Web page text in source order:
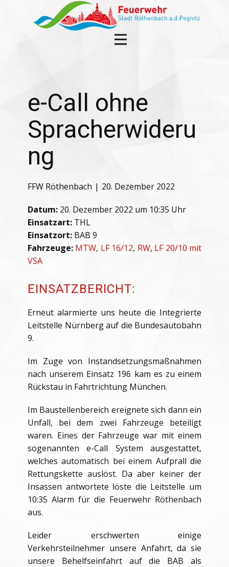
e-Call ohne
Spracherwideru
ng
FFW Röthenbach 20. Dezember 2022
Datum: 20. Dezember 2022 um 10:35 Uhr
Einsatzart: THL
Einsatzort: BAB 9
Fahrzeuge: MTW, LF 16/12, RW, LF 20/10 mit
VSA
EINSATZBERICHT:
Erneut alarmierte uns heute die Integrierte
Leitstelle Nürnberg auf die Bundesautobahn
9.
Im Zuge von Instandsetzungsmaßnahmen
nach unserem Einsatz 196 kam es zu einem
Rückstau in Fahrtrichtung München.
Im Baustellenbereich ereignete sich dann ein
Unfall, bei dem zwei Fahrzeuge beteiligt
waren. Eines der Fahrzeuge war mit einem
sogenannten e-Call System ausgestattet,
welches automatisch bei einem Aufprall die
Rettungskette auslöst. Da aber keiner der
Insassen antwortete löste die Leitstelle um
10:35 Alarm für die Feuerwehr Röthenbach
aus.
Leider erschwerten einige
Verkehrsteilnehmer unsere Anfahrt, da sie
unsere Behelfseinfahrt auf die BAB als